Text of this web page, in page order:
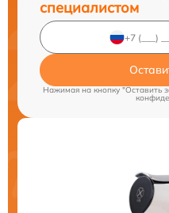
специалистом
Нажимая на кнопку "Оставить